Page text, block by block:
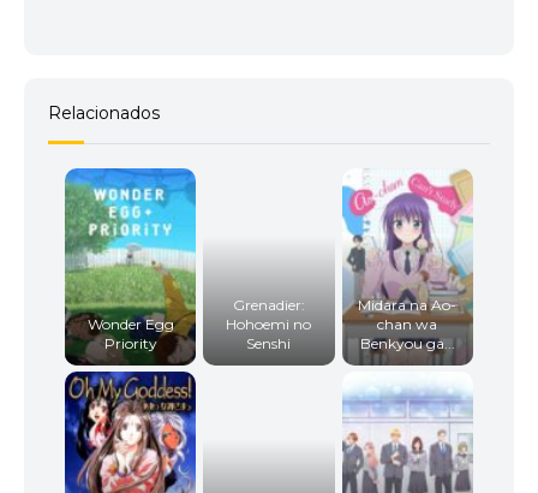
Relacionados
Wonder Egg
Priority
Grenadier:
Hohoemi no
Senshi
Midara na Ao-
chan wa
Benkyou ga...